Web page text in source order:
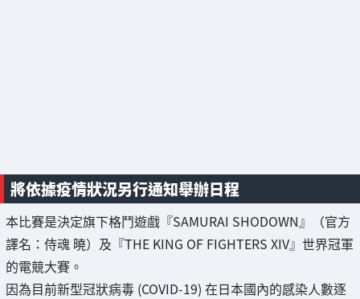
將依據疫情狀況另行通知舉辦日程
本比賽是決定旗下格鬥遊戲『SAMURAI SHODOWN』（官方
譯名：侍魂 曉）及『THE KING OF FIGHTERS XIV』世界冠軍
的電競大賽。
因為目前新型冠狀病毒 (COVID-19) 在日本國內的感染人數逐